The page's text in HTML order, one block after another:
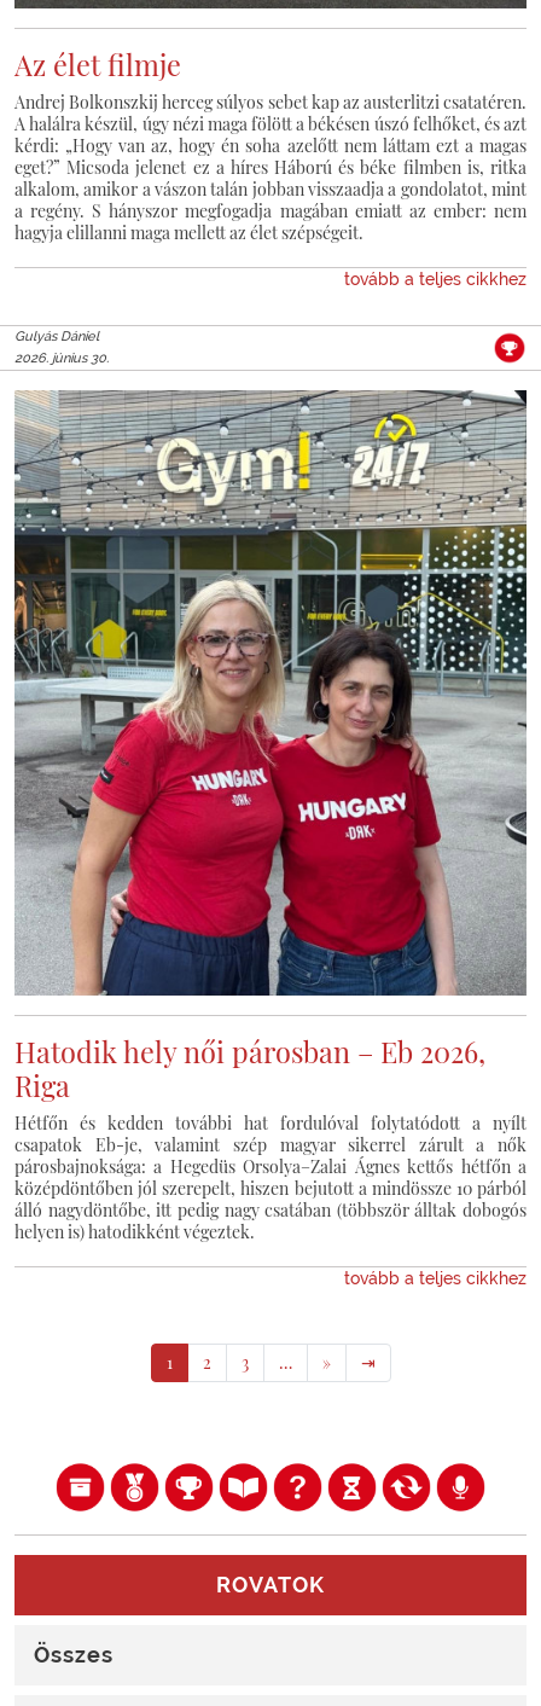
Az élet filmje
Andrej Bolkonszkij herceg súlyos sebet kap az austerlitzi csatatéren.
A halálra készül, úgy nézi maga fölött a békésen úszó felhőket, és azt
kérdi: „Hogy van az, hogy én soha azelőtt nem láttam ezt a magas
eget?” Micsoda jelenet ez a híres Háború és béke filmben is, ritka
alkalom, amikor a vászon talán jobban visszaadja a gondolatot, mint
a regény. S hányszor megfogadja magában emiatt az ember: nem
hagyja elillanni maga mellett az élet szépségeit.
tovább a teljes cikkhez
Gulyás Dániel
2026. június 30.
Hatodik hely női párosban – Eb 2026,
Riga
Hétfőn és kedden további hat fordulóval folytatódott a nyílt
csapatok Eb-je, valamint szép magyar sikerrel zárult a nők
párosbajnoksága: a Hegedüs Orsolya–Zalai Ágnes kettős hétfőn a
középdöntőben jól szerepelt, hiszen bejutott a mindössze 10 párból
álló nagydöntőbe, itt pedig nagy csatában (többször álltak dobogós
helyen is) hatodikként végeztek.
tovább a teljes cikkhez
1 2 3 … » ⇥
ROVATOK
Összes